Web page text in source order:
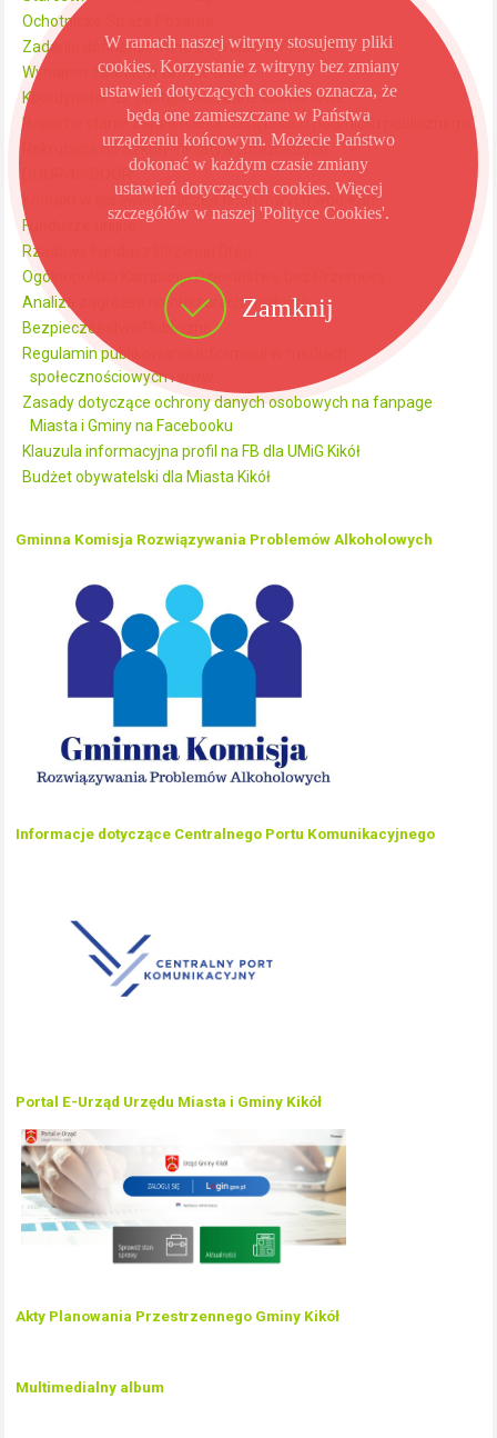
Ochotnicze Straże Pożarne
Zadania dofinansowane ze środków PFC FDS
Wynajem świetlic w Gminie Kikół
Koordynator ds. dostępności dane kontaktowe
Raport o stanie zapewniania dostępności podmiotu publicznego
Rekrutacja do Szkoły Inicjatyw Strażniczych
DOOR-to-DOOR
Kontakt w sprawie rozliczeń finansowych wod-kan
Fundusze unijne
Rządowy Fundusz Rozwoju Dróg
Ogólnopolska Kampania Dzieciństwo bez Przemocy
Analiza zagrożeń na obszarach wodnych
Bezpieczeństwo Publiczne
Regulamin publikowania informacji w mediach
społecznościowych i www
Zasady dotyczące ochrony danych osobowych na fanpage
Miasta i Gminy na Facebooku
Klauzula informacyjna profil na FB dla UMiG Kikół
Budżet obywatelski dla Miasta Kikół
Gminna Komisja Rozwiązywania Problemów Alkoholowych
Informacje dotyczące Centralnego Portu Komunikacyjnego
Portal E-Urząd Urzędu Miasta i Gminy Kikół
Akty Planowania Przestrzennego Gminy Kikół
Multimedialny album
Zamknij
W ramach naszej witryny stosujemy pliki
cookies. Korzystanie z witryny bez zmiany
ustawień dotyczących cookies oznacza, że
będą one zamieszczane w Państwa
urządzeniu końcowym. Możecie Państwo
dokonać w każdym czasie zmiany
ustawień dotyczących cookies. Więcej
szczegółów w naszej 'Polityce Cookies'.